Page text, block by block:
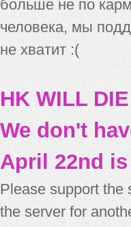
больше не по
человека, мы
не хватит :(
HK WILL
We don't
April 22nd is
Please support the
the server for